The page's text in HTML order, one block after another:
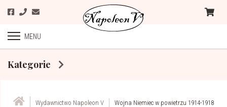
MENU
Kategorie
Wydawnictwo Napoleon V Wojna Niemiec w powietrzu 1914-1918